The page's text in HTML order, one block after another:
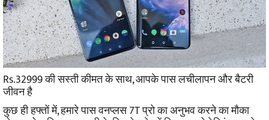
Rs.32999 की सस्ती कीमत के साथ, आपके पास लचीलापन और बैटरी
जीवन है
कुछ ही हफ्तों में, हमारे पास वनप्लस 7T प्रो का अनुभव करने का मौका